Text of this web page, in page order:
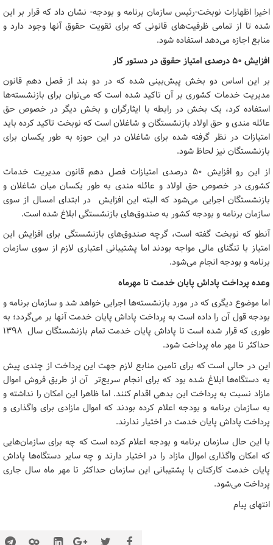
اخیرا اظهارات نوبخت-رئیس سازمان برنامه و بودجه- نشان داد که قرار بر این
شده تا از تمامی ظرفیت‌های قانونی که برای تقویت حقوق آنها وجود دارد و
منابع اجازه می‌دهد استفاده شود.
افزایش ۵۰ درصدی امتیاز حقوق در دستور کار
بر این اساس دو بخش پیش‌بینی شده که در دو بند از فصل دهم قانون
مدیریت خدمات کشوری بر آن تاکید شده است که می‌توان برای بازنشسته‌ها
استفاده کرد، یک بخش در رابطه با ایثارگران و بخش دیگر در خصوص حق
عائله مندی و حق اولاد بازنشستگان و شاغلان است که نوبخت تاکید کرده باید
امتیازات در نظر گرفته شده برای شاغلان در این حوزه به طور یکسان برای
بازنشستگان نیز لحاظ شود.
از این رو افزایش ۵۰ درصدی امتیازات فصل دهم قانون مدیریت خدمات
کشوری در خصوص حق اولاد و عائله مندی به طور یکسان میان شاغلان و
بازنشستگان اجرایی می‌شود که البته این افزایش در ابتدای امسال از سوی
سازمان برنامه و بودجه کشور به صندوق‌های بازنشستگی ابلاغ شده است.
آنطو که نوبخت گفته است، گرچه صندوق‌های بازنشستگی برای افزایش این
امتیاز با تنگنای مالی مواجه بودند اما پشتیبانی اعتباری لازم از سوی سازمان
برنامه و بودجه انجام می‌شود.
وعده پرداخت پاداش پایان خدمت تا مهرماه
اما موضوع دیگری که در مورد بازنشسته‌ها اجرایی خواهد شد و سازمان برنامه و
بودجه قول آن را داده است به پرداخت پاداش پایان خدمت آنها بر می‌گردد؛ به
طوری که قرار شده است تا پاداش پایان خدمت تمام بازنشستگان سال ۱۳۹۸
حداکثر تا مهر ماه پرداخت شود.
این در حالی است که برای تامین منابع لازم جهت این پرداخت از چندی پیش
به دستگاه‌ها ابلاغ شده بود که برای انجام سریع‌تر آن از طریق فروش اموال
مازاد نسبت به پرداخت این بدهی اقدام کنند. اما ظاهرا این امکان را نداشته و
به سازمان برنامه و بودجه اعلام کرده بودند که اموال مازادی برای واگذاری و
پرداخت پاداش پایان خدمت در اختیار ندارند.
با این حال سازمان برنامه و بودجه اعلام کرده است که چه برای سازمان‌هایی
که امکان واگذاری اموال مازاد را در اختیار دارند و چه سایر دستگاه‌ها پاداش
پایان خدمت کارکنان با پشتیبانی این سازمان حداکثر تا مهر ماه سال جاری
پرداخت می‌شود.
انتهای پیام